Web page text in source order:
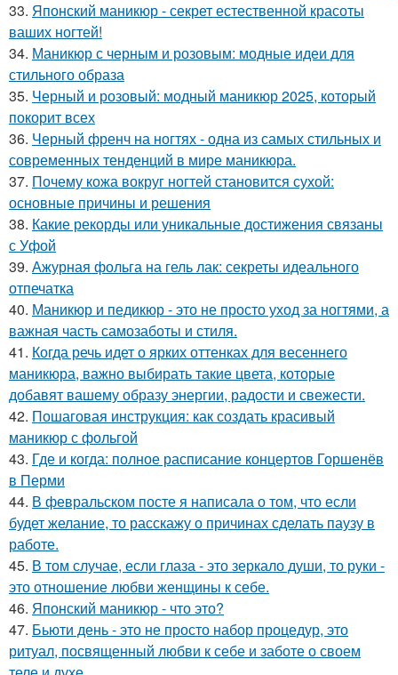
33. Японский маникюр - секрет естественной красоты
ваших ногтей!
34. Маникюр с черным и розовым: модные идеи для
стильного образа
35. Черный и розовый: модный маникюр 2025, который
покорит всех
36. Черный френч на ногтях - одна из самых стильных и
современных тенденций в мире маникюра.
37. Почему кожа вокруг ногтей становится сухой:
основные причины и решения
38. Какие рекорды или уникальные достижения связаны
с Уфой
39. Ажурная фольга на гель лак: секреты идеального
отпечатка
40. Маникюр и педикюр - это не просто уход за ногтями, а
важная часть самозаботы и стиля.
41. Когда речь идет о ярких оттенках для весеннего
маникюра, важно выбирать такие цвета, которые
добавят вашему образу энергии, радости и свежести.
42. Пошаговая инструкция: как создать красивый
маникюр с фольгой
43. Где и когда: полное расписание концертов Горшенёв
в Перми
44. В февральском посте я написала о том, что если
будет желание, то расскажу о причинах сделать паузу в
работе.
45. В том случае, если глаза - это зеркало души, то руки -
это отношение любви женщины к себе.
46. Японский маникюр - что это?
47. Бьюти день - это не просто набор процедур, это
ритуал, посвященный любви к себе и заботе о своем